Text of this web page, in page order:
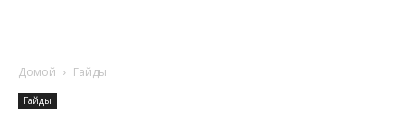
Домой Гайды
Гайды